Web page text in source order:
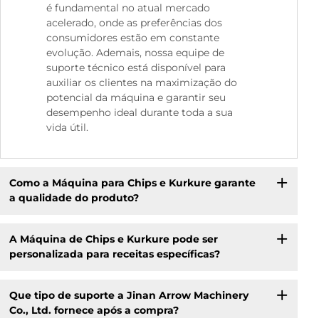
é fundamental no atual mercado
acelerado, onde as preferências dos
consumidores estão em constante
evolução. Ademais, nossa equipe de
suporte técnico está disponível para
auxiliar os clientes na maximização do
potencial da máquina e garantir seu
desempenho ideal durante toda a sua
vida útil.
Como a Máquina para Chips e Kurkure garante
a qualidade do produto?
A Máquina de Chips e Kurkure pode ser
personalizada para receitas específicas?
Que tipo de suporte a Jinan Arrow Machinery
Co., Ltd. fornece após a compra?